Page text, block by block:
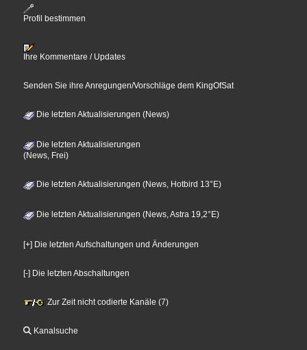
Profil bestimmen
Ihre Kommentare / Updates
Senden Sie ihre Anregungen/Vorschläge dem KingOfSat
Die letzten Aktualisierungen (News)
Die letzten Aktualisierungen
(News, Frei)
Die letzten Aktualisierungen (News, Hotbird 13°E)
Die letzten Aktualisierungen (News, Astra 19,2°E)
[+] Die letzten Aufschaltungen und Änderungen
[-] Die letzten Abschaltungen
Zur Zeit nicht codierte Kanäle (7)
Kanalsuche